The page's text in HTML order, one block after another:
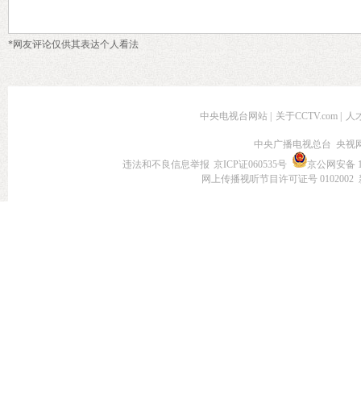
*网友评论仅供其表达个人看法
中央电视台网站 关于CCTV.com 人
中央广播电视总台 央视
违法和不良信息举报 京ICP证060535号
京公网安备
网上传播视听节目许可证号 0102002